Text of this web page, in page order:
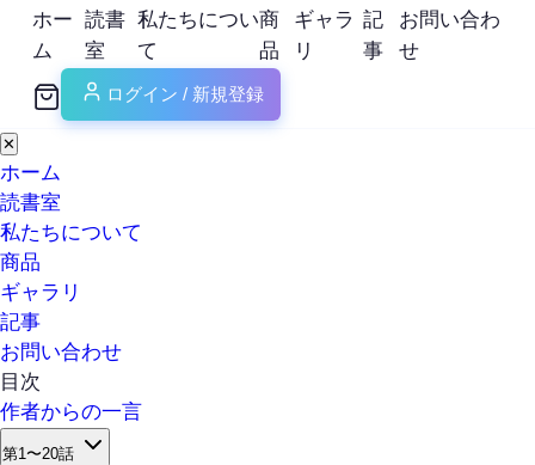
ホー
ム
読書
室
私たちについ
て
商
品
ギャラ
リ
記
事
お問い合わ
せ
ログイン / 新規登録
✕
ホーム
読書室
私たちについて
商品
ギャラリ
記事
お問い合わせ
目次
作者からの一言
第1〜20話